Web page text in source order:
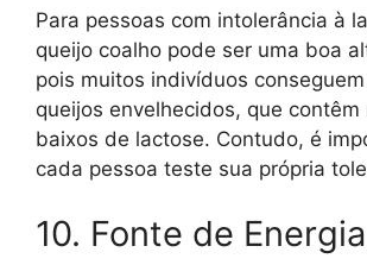
Para pessoas com intolerância à
queijo coalho pode ser uma boa
pois muitos indivíduos
queijos envelhecidos, que contêm
baixos de lactose. Contudo, é
cada pessoa teste sua própria
10. Fonte de Energia